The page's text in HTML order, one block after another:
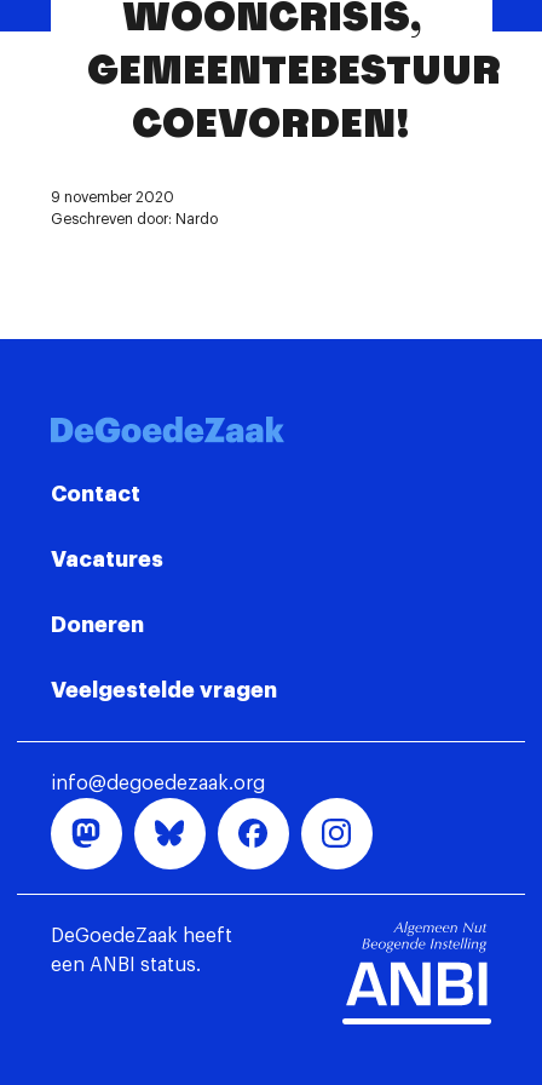
ContactWOONCRISIS,
GEMEENTEBESTUUR
COEVORDEN!
9 november 2020
Geschreven door: Nardo
Contact
Vacatures
Doneren
Veelgestelde vragen
info@degoedezaak.org
DeGoedeZaak heeft
een ANBI status.